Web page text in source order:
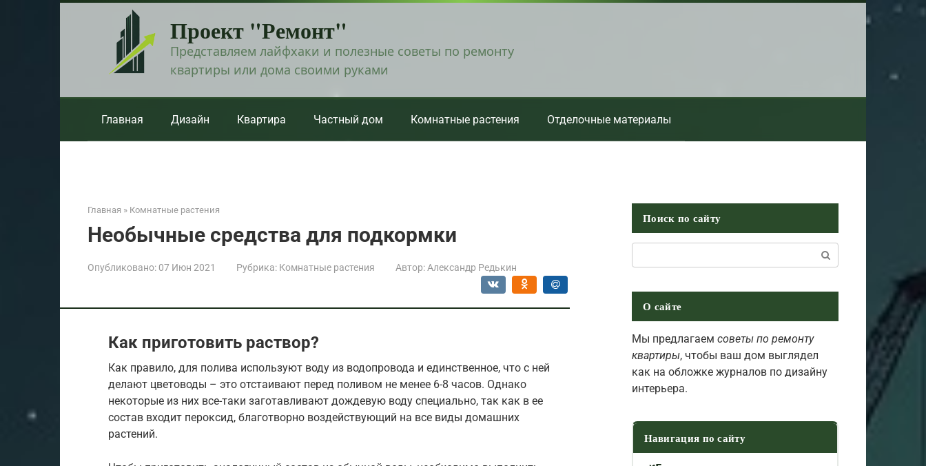
Проект "Ремонт"
Представляем лайфхаки и полезные советы по ремонту
квартиры или дома своими руками
Главная Дизайн Квартира Частный дом Комнатные растения Отделочные материалы
Главная » Комнатные растения
Необычные средства для подкормки
Опубликовано: 07 Июн 2021 Рубрика: Комнатные растения Автор: Александр Редькин
Как приготовить раствор?
Как правило, для полива используют воду из водопровода и единственное, что с ней
делают цветоводы – это отстаивают перед поливом не менее 6-8 часов. Однако
некоторые из них все-таки заготавливают дождевую воду специально, так как в ее
состав входит пероксид, благотворно воздействующий на все виды домашних
растений.
Поиск по сайту
О сайте
Мы предлагаем советы по ремонту
квартиры, чтобы ваш дом выглядел
как на обложке журналов по дизайну
интерьера.
Навигация по сайту